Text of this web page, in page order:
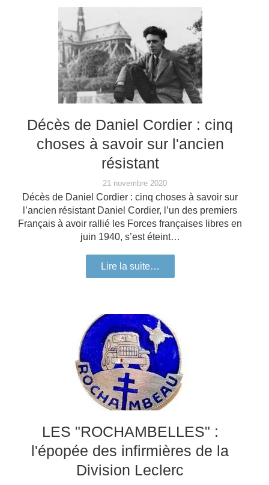
Décès de Daniel Cordier : cinq
choses à savoir sur l'ancien
résistant
21 novembre 2020
Décès de Daniel Cordier : cinq choses à savoir sur
l’ancien résistant Daniel Cordier, l’un des premiers
Français à avoir rallié les Forces françaises libres en
juin 1940, s’est éteint…
Lire la suite…
LES "ROCHAMBELLES" :
l'épopée des infirmières de la
Division Leclerc